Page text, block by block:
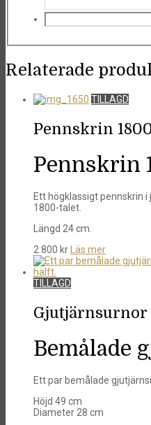
Relaterade
TILLAGD
Pennskrin
Pennskrin
Ett högklassigt pennskrin
1800-talet.
Längd 24 cm.
2 800 krLäs mer
TILLAGD
Gjutjärnsurnor
Bemålade
Ett par bemålade
Höjd 49 cm
Diameter 28 cm